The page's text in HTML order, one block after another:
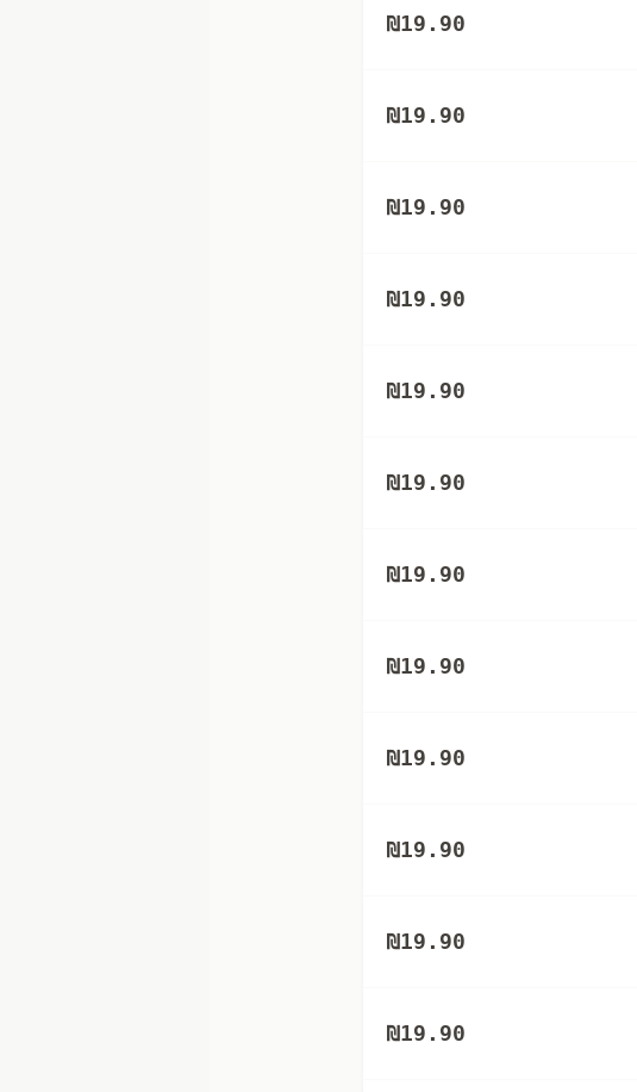
₪19.90
₪19.90
₪19.90
₪19.90
₪19.90
₪19.90
₪19.90
₪19.90
₪19.90
₪19.90
₪19.90
₪19.90